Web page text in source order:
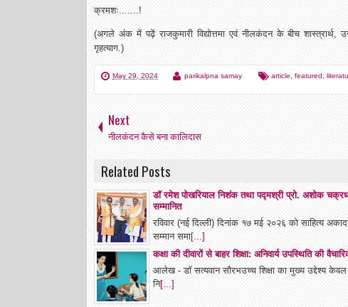
क्रमशः.......!
(अगले अंक में पढ़ें राजकुमारी विद्योत्तमा एवं नीलकंदन के बीच शास्त्रार्थ,
गृहत्याग.)
May 29, 2024 parikalpna samay article featured
Next
नीलकंदन कैसे बना कालिदास
Related Posts
डॉ रमेश पोखरियाल निशंक तथा पद्मश्री प्रो. अशोक
सम्मानित
रविवार (नई दिल्ली) दिनांक १७ मई २०२६ को साहित्य
सम्मान समा[...]
कक्षा की दीवारों से बाहर शिक्षा: अनिवार्य उपस्थिति की
आलेख - डॉ सत्यवान सौरभउच्च शिक्षा का मुख्य उद्देश्य केवल
नि[...]